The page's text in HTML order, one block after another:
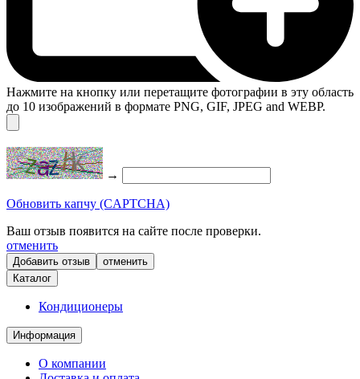
Нажмите на кнопку или перетащите фотографии в эту область
до 10 изображений в формате PNG, GIF, JPEG and WEBP.
→
Обновить капчу (CAPTCHA)
Ваш отзыв появится на сайте после проверки.
отменить
отменить
Каталог
Кондиционеры
Информация
О компании